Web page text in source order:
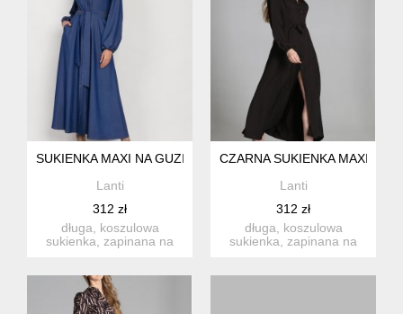
SUKIENKA MAXI NA GUZIKI, Z KOŁNIERZYKIEM - SUK204
Lanti
312 zł
długa, koszulowa
sukienka, zapinana na
CZARNA SUKIENKA MAXI NA
Lanti
312 zł
długa, koszulowa
sukienka, zapinana na